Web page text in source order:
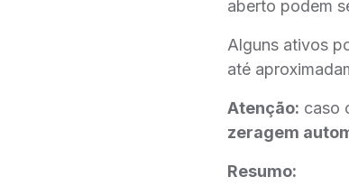
aberto podem
Alguns ativos
até
Atenção: caso
zeragem
Resumo: